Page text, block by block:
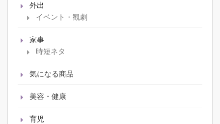
外出
イベント・観劇
家事
時短ネタ
気になる商品
美容・健康
育児